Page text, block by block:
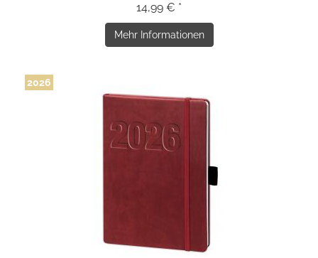
14,99 € *
Mehr Informationen
2026